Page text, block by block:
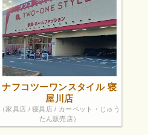
ナフコツーワンスタイル 寝
屋川店
（家具店 / 寝具店 / カーペット・じゅう
たん販売店）